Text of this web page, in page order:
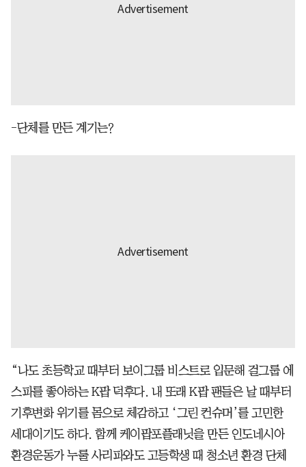
-단체를 만든 계기는?
“나도 초등학교 때부터 보이그룹 비스트로 입문해 걸그룹 에
스파를 좋아하는 K팝 덕후다. 내 또래 K팝 팬들은 날 때부터
기후변화 위기를 몸으로 체감하고 ‘그린 컨슈머’를 고민한
세대이기도 하다. 함께 케이팝포플래닛을 만든 인도네시아
환경운동가 누룰 사리파와도 고등학생 때 청소년 환경 단체